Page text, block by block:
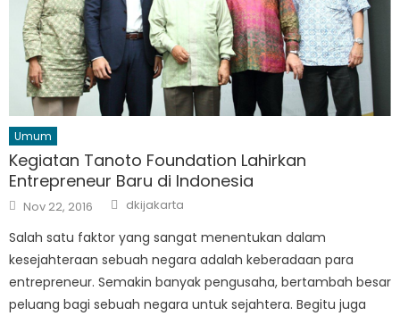
Umum
Kegiatan Tanoto Foundation Lahirkan
Entrepreneur Baru di Indonesia
Posted
on
Nov 22, 2016 Author
dkijakarta
Salah satu faktor yang sangat menentukan dalam
kesejahteraan sebuah negara adalah keberadaan para
entrepreneur. Semakin banyak pengusaha, bertambah besar
peluang bagi sebuah negara untuk sejahtera. Begitu juga